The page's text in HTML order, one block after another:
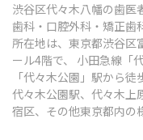
渋谷区代々木八幡の歯医
歯科・口腔外科・矯正歯
所在地は、東京都渋谷区
ール4階で、 小田急線「
「代々木公園」駅から
代々木公園駅、代々木上
宿区、その他東京都内の
口腔がん検診
予
予防歯科・定期検診